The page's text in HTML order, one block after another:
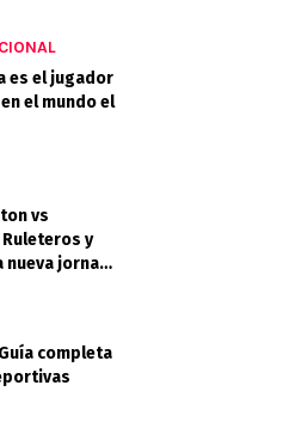
es el jugador
el mundo el
vs
y
jornada
completa